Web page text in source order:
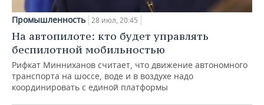
Промышленность 28 июл, 20:45
На автопилоте: кто будет управлять
беспилотной мобильностью
Рифкат Минниханов считает, что движение автономного
транспорта на шоссе, воде и в воздухе надо
координировать с единой платформы